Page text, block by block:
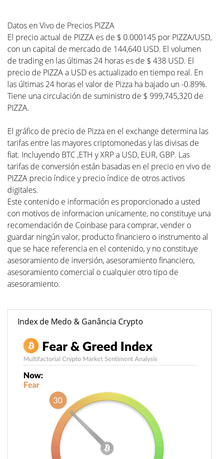
Datos en Vivo de Precios PIZZA
El precio actual de PIZZA es de $ 0.000145 por PIZZA/USD,
con un capital de mercado de 144,640 USD. El volumen
de trading en las últimas 24 horas es de $ 438 USD. El
precio de PIZZA a USD es actualizado en tiempo real. En
las últimas 24 horas el valor de Pizza ha bajado un -0.89%.
Tiene una circulación de suministro de $ 999,745,320 de
PIZZA.
El gráfico de precio de Pizza en el exchange determina las
tarifas entre las mayores criptomonedas y las divisas de
fiat. Incluyendo BTC ,ETH y XRP a USD, EUR, GBP. Las
tarifas de conversión están basadas en el precio en vivo de
PIZZA precio índice y precio índice de otros activos
digitales.
Este contenido e información es proporcionado a usted
con motivos de informacion unicamente, no constituye una
recomendación de Coinbase para comprar, vender o
guardar ningún valor, producto financiero o instrumento al
que se hace referencia en el contenido, y no constituye
asesoramiento de inversión, asesoramiento financiero,
asesoramiento comercial o cualquier otro tipo de
asesoramiento.
Index de Medo & Ganância Crypto